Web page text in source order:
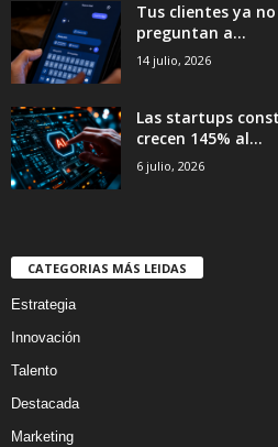
Tus clientes ya
preguntan a...
14 julio, 2026
Las startups
crecen 145% al...
6 julio, 2026
CATEGORIAS MÁS LEIDAS
Estrategia
Innovación
Talento
Destacada
Marketing